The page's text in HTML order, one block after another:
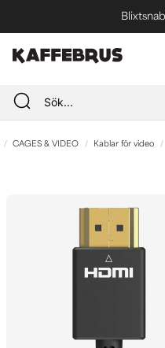
Fri frakt vid
CAGES & VIDEO Kablar för video